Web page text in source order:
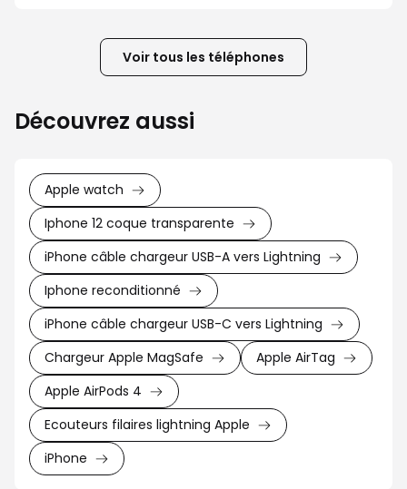
Voir tous les téléphones
Découvrez aussi
Apple watch
Iphone 12 coque transparente
iPhone câble chargeur USB-A vers Lightning
Iphone reconditionné
iPhone câble chargeur USB-C vers Lightning
Chargeur Apple MagSafe
Apple AirTag
Apple AirPods 4
Ecouteurs filaires lightning Apple
iPhone